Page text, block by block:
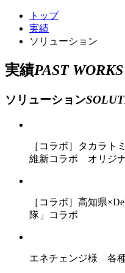
トップ
実績
ソリューション
実績PAST WORKS
ソリューション
［コラボ］タカラト
維新コラボ オリジ
［コラボ］高知県
隊」コラボ
エネチェンジ様 各